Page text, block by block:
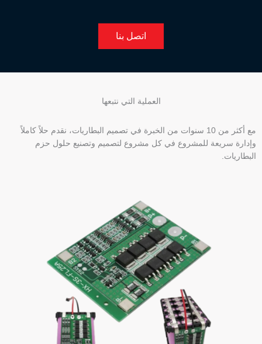
اتصل بنا
العملية التي نتبعها
مع أكثر من 10 سنوات من الخبرة في تصميم البطاريات، نقدم حلاً كاملاً
وإدارة سريعة للمشروع في كل مشروع لتصميم وتصنيع حلول حزم
البطاريات.